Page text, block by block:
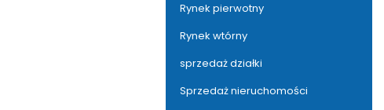
Rynek pierwotny
Rynek wtórny
sprzedaż działki
Sprzedaż nieruchomości